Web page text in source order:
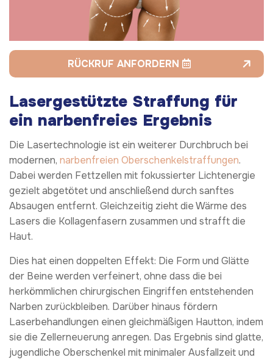
RÜCKRUF ANFORDERN
Lasergestützte Straffung für
ein narbenfreies Ergebnis
Die Lasertechnologie ist ein weiterer Durchbruch bei
modernen, narbenfreien Oberschenkelstraffungen.
Dabei werden Fettzellen mit fokussierter Lichtenergie
gezielt abgetötet und anschließend durch sanftes
Absaugen entfernt. Gleichzeitig zieht die Wärme des
Lasers die Kollagenfasern zusammen und strafft die
Haut.
Dies hat einen doppelten Effekt: Die Form und Glätte
der Beine werden verfeinert, ohne dass die bei
herkömmlichen chirurgischen Eingriffen entstehenden
Narben zurückbleiben. Darüber hinaus fördern
Laserbehandlungen einen gleichmäßigen Hautton, indem
sie die Zellerneuerung anregen. Das Ergebnis sind glatte,
jugendliche Oberschenkel mit minimaler Ausfallzeit und